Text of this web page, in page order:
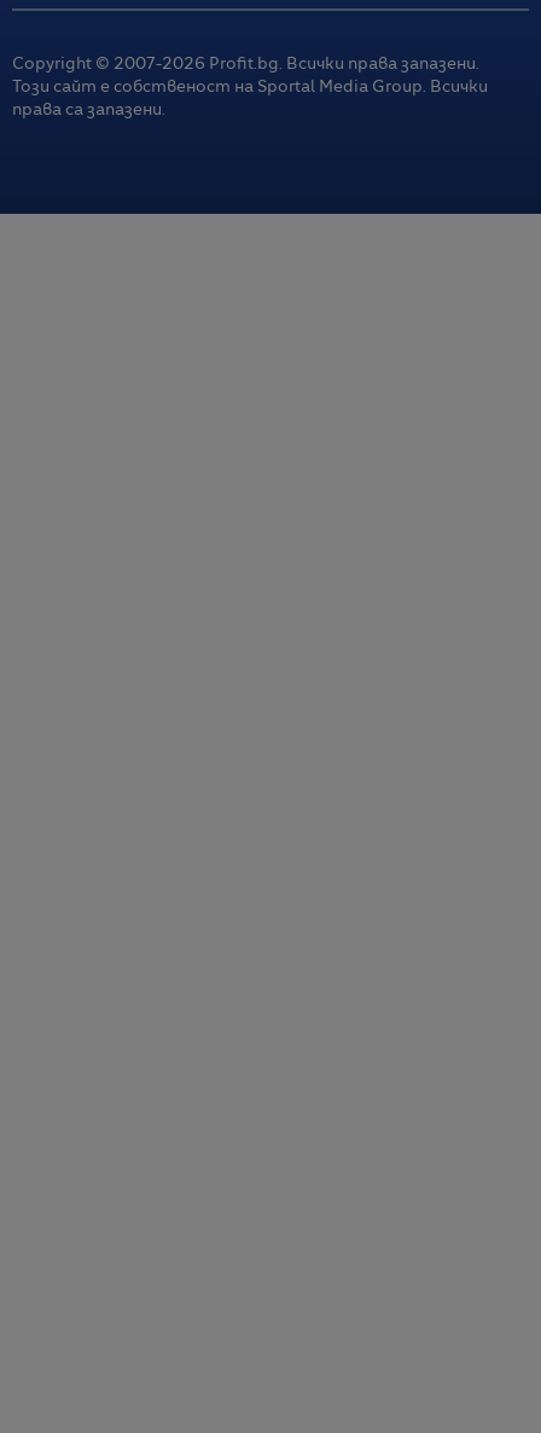
Copyright © 2007-2026 Profit.bg. Всички права запазени.
Този сайт е собственост на Sportal Media Group. Всички
права са запазени.